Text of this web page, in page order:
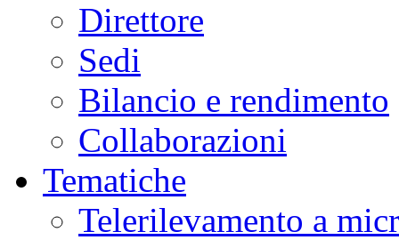
Direttore
Sedi
Bilancio e rendimento
Collaborazioni
Tematiche
Telerilevamento a